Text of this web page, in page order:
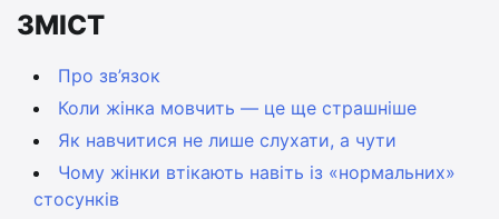
ЗМІСТ
Про зв’язок
Коли жінка мовчить — це ще страшніше
Як навчитися не лише слухати, а чути
Чому жінки втікають навіть із «нормальних»
стосунків